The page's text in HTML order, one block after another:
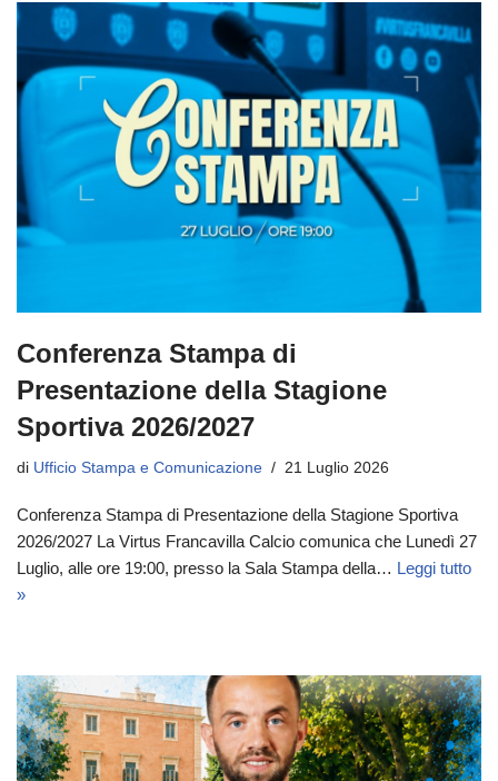
Conferenza Stampa di
Presentazione della Stagione
Sportiva 2026/2027
di Ufficio Stampa e Comunicazione 21 Luglio 2026
Conferenza Stampa di Presentazione della Stagione Sportiva
2026/2027 La Virtus Francavilla Calcio comunica che Lunedì 27
Luglio, alle ore 19:00, presso la Sala Stampa della… Leggi tutto
»